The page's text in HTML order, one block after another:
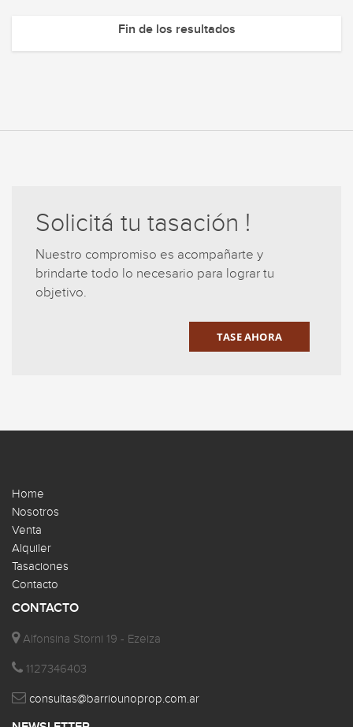
Fin de los resultados
Solicitá tu tasación !
Nuestro compromiso es acompañarte y
brindarte todo lo necesario para lograr tu
objetivo.
TASE AHORA
Home
Nosotros
Venta
Alquiler
Tasaciones
Contacto
CONTACTO
Alfonsina Storni 19 - Ezeiza
1127346403
consultas@barriounoprop.com.ar